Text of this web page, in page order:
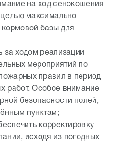
на ход сенокошения
целью максимально
кормовой базы для
за ходом реализации
мероприятий по
правил в период
работ. Особое внимание
безопасности полей,
пунктам;
корректировку
исходя из погодных